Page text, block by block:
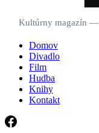
Kultúrny magazín —
Domov
Divadlo
Film
Hudba
Knihy
Kontakt